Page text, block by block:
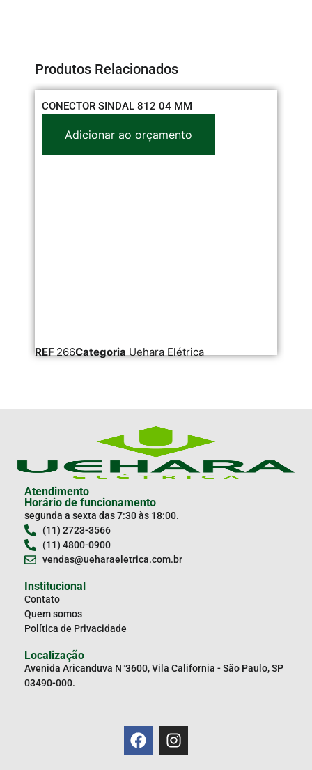
Produtos Relacionados
CONECTOR SINDAL 812 04 MM
Adicionar ao orçamento
REF 266Categoria Uehara Elétrica
Atendimento
Horário de funcionamento
segunda a sexta das 7:30 às 18:00.
(11) 2723-3566
(11) 4800-0900
vendas@ueharaeletrica.com.br
Institucional
Contato
Quem somos
Política de Privacidade
Localização
Avenida Aricanduva N°3600, Vila California - São Paulo, SP
03490-000.